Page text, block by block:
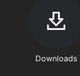
Downloads